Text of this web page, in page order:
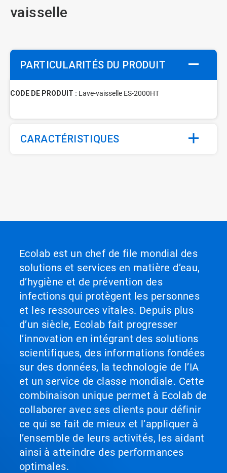
vaisselle
PARTICULARITÉS DU PRODUIT
CODE DE PRODUIT : Lave-vaisselle ES-2000HT
CARACTÉRISTIQUES
Ecolab est un chef de file mondial des
solutions et services en matière d’eau,
d’hygiène et de prévention des
infections qui protègent les personnes
et les ressources vitales. Depuis plus
d’un siècle, Ecolab fait progresser
l’innovation en intégrant des solutions
scientifiques, des informations fondées
sur des données, la technologie de l’IA
et un service de classe mondiale. Cette
combinaison unique permet à Ecolab de
collaborer avec ses clients pour définir
ce qui se fait de mieux et l’appliquer à
l’ensemble de leurs activités, les aidant
ainsi à atteindre des performances
optimales.